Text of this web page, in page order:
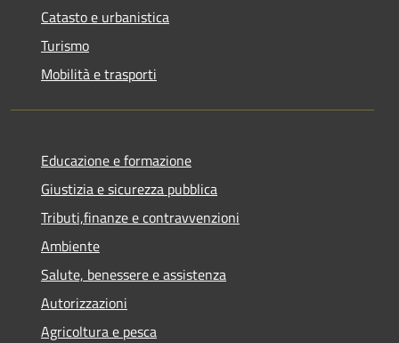
Catasto e urbanistica
Turismo
Mobilità e trasporti
Educazione e formazione
Giustizia e sicurezza pubblica
Tributi,finanze e contravvenzioni
Ambiente
Salute, benessere e assistenza
Autorizzazioni
Agricoltura e pesca